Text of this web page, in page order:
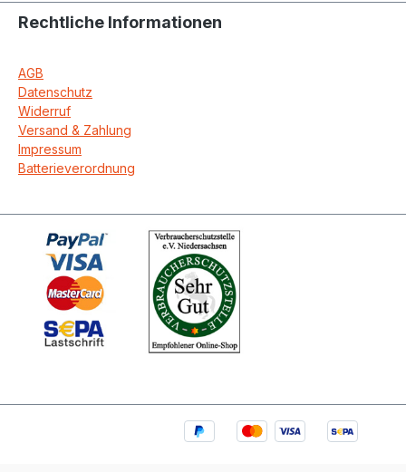
Rechtliche Informationen
AGB
Datenschutz
Widerruf
Versand & Zahlung
Impressum
Batterieverordnung